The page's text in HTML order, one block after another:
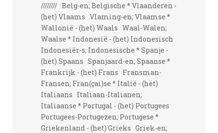
//////// Belg-en; Belgische * Vlaanderen -
(het) Vlaams Vlaming-en; Vlaamse *
Wallonië - (het) Waals Waal-Walen;
Waalse * Indonesië - (het) Indonesisch
Indonesiër-s; Indonesische * Spanje -
(het) Spaans Spanjaard-en; Spaanse *
Frankrijk - (het) Frans Fransman-
Fransen; Fran(çai)se * Italië - (het)
Italiaans Italiaan-Italianen;
Italiaanse * Portugal - (het) Portugees
Portugees-Portugezen; Portugese *
Griekenland - (het) Grieks Griek-en;